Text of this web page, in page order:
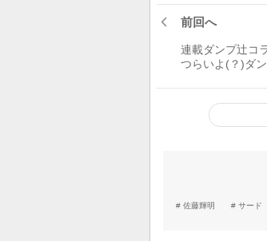
前回へ
連載ダンプ辻コ
つらいよ(？)ダ
佐藤輝明 サード